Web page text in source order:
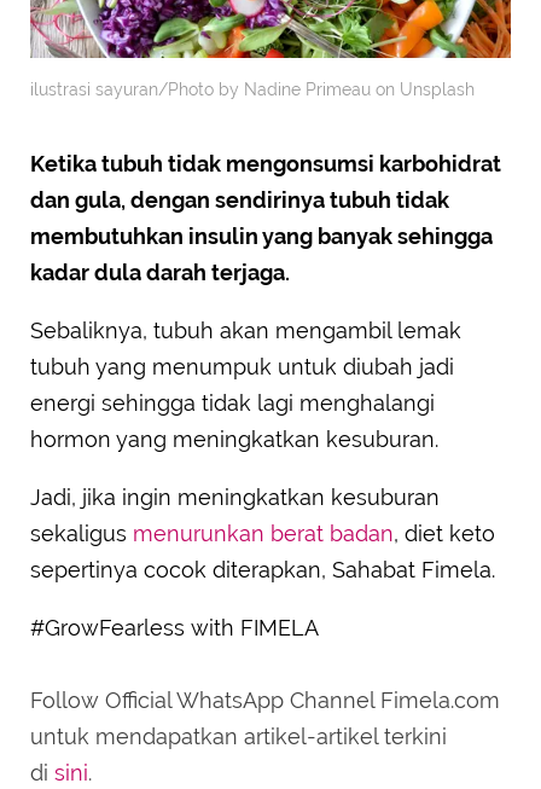
ilustrasi sayuran/Photo by Nadine Primeau on Unsplash
Ketika tubuh tidak mengonsumsi karbohidrat
dan gula, dengan sendirinya tubuh tidak
membutuhkan insulin yang banyak sehingga
kadar dula darah terjaga.
Sebaliknya, tubuh akan mengambil lemak
tubuh yang menumpuk untuk diubah jadi
energi sehingga tidak lagi menghalangi
hormon yang meningkatkan kesuburan.
Jadi, jika ingin meningkatkan kesuburan
sekaligus menurunkan berat badan, diet keto
sepertinya cocok diterapkan, Sahabat Fimela.
#GrowFearless with FIMELA
Follow Official WhatsApp Channel Fimela.com
untuk mendapatkan artikel-artikel terkini
di sini.